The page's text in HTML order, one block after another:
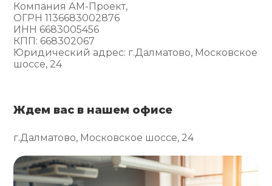
Компания АМ-Проект,
ОГРН 1136683002876
ИНН 6683005456
КПП: 668302067
Юридический адрес: г.Далматово, Московское
шоссе, 24
Ждем вас в нашем офисе
г.Далматово, Московское шоссе, 24